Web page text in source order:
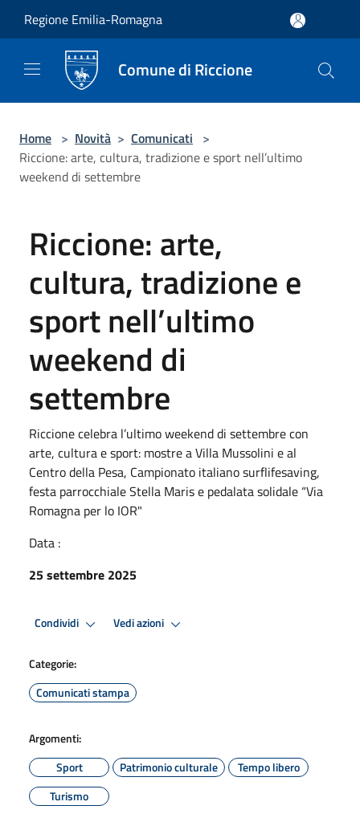
Regione Emilia-Romagna
Comune di Riccione
Home > Novità > Comunicati >
Riccione: arte, cultura, tradizione e sport nell’ultimo
weekend di settembre
Riccione: arte,
cultura, tradizione e
sport nell’ultimo
weekend di
settembre
Riccione celebra l’ultimo weekend di settembre con
arte, cultura e sport: mostre a Villa Mussolini e al
Centro della Pesa, Campionato italiano surflifesaving,
festa parrocchiale Stella Maris e pedalata solidale “Via
Romagna per lo IOR"
Data :
25 settembre 2025
Condividi Vedi azioni
Categorie:
Comunicati stampa
Argomenti:
Sport
Patrimonio culturale
Tempo libero
Turismo